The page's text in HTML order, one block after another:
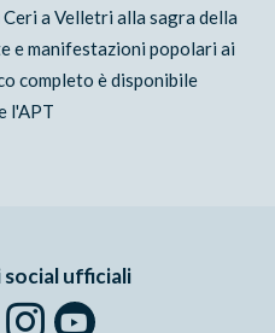
a Velletri alla sagra della
e manifestazioni popolari ai
completo è disponibile
l'APT
ufficiali